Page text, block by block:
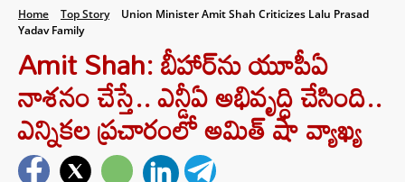
Home Top Story
Union Minister Amit Shah Criticizes Lalu Prasad
Yadav Family
Amit Shah: బీహార్‌ను యూపీఏ
నాశనం చేస్తే.. ఎన్డీఏ అభివృద్ధి చేసింది..
ఎన్నికల ప్రచారంలో అమిత్ షా వ్యాఖ్య